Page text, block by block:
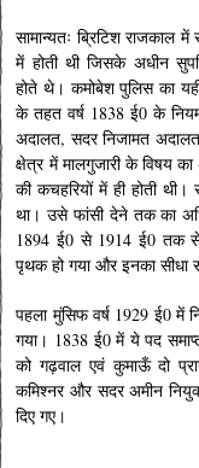
सामान्यतः ब्रिटिश राजकाल
में होती थी जिसके अधीन
होते थे। कमोबेश पुलिस का यही
के तहत वर्ष 1838 ई0 के
अदालत, सदर निजामत
क्षेत्र में मालगुजारी के विषय
की कचहरियों में ही होती
था। उसे फांसी देने तक का
1894 ई0 से 1914 ई0 तक
पृथक हो गया और इनका सीधा
पहला मुंसिफ वर्ष 1929 ई0 में
गया। 1838 ई0 में ये पद
को गढ़वाल एवं कुमाऊँ दो
कमिश्नर और सदर अमीन
दिए गए।